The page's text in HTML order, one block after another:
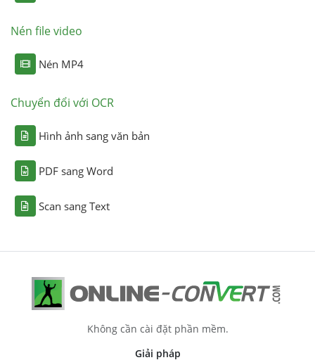
Nén file video
Nén MP4
Chuyển đổi với OCR
Hình ảnh sang văn bản
PDF sang Word
Scan sang Text
Không cần cài đặt phần mềm.
Giải pháp